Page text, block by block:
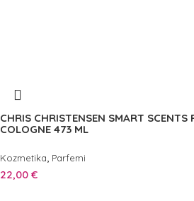
CHRIS CHRISTENSEN SMART SCENTS
COLOGNE 473 ML
Kozmetika, Parfemi
22,00 €